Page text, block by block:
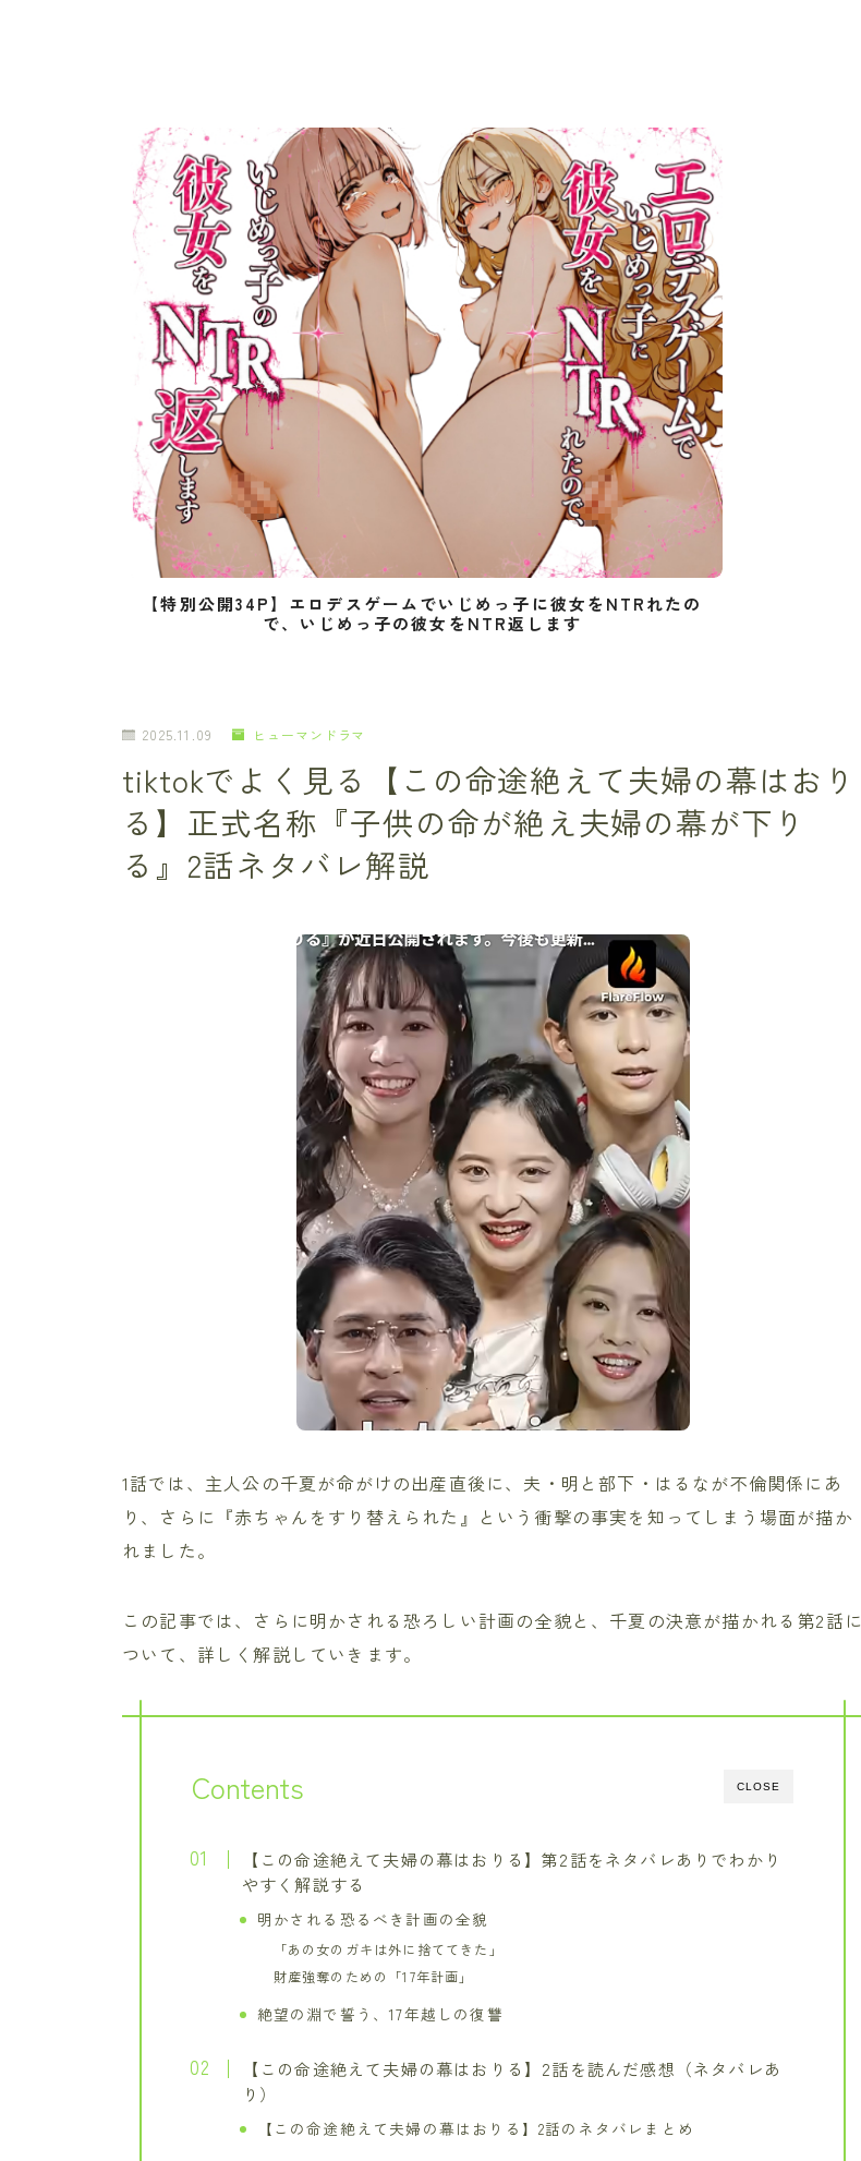
【特別公開34P】エロデスゲームでいじめっ子に彼女をNTRれたの
で、いじめっ子の彼女をNTR返します
2025.11.09 ヒューマンドラマ
tiktokでよく見る【この命途絶えて夫婦の幕はおり
る】正式名称『子供の命が絶え夫婦の幕が下り
る』2話ネタバレ解説
1話では、主人公の千夏が命がけの出産直後に、夫・明と部下・はるなが不倫関係にあ
り、さらに『赤ちゃんをすり替えられた』という衝撃の事実を知ってしまう場面が描か
れました。
この記事では、さらに明かされる恐ろしい計画の全貌と、千夏の決意が描かれる第2話に
ついて、詳しく解説していきます。
CLOSE
Contents
【この命途絶えて夫婦の幕はおりる】第2話をネタバレありでわかり
やすく解説する
明かされる恐るべき計画の全貌
「あの女のガキは外に捨ててきた」
財産強奪のための「17年計画」
絶望の淵で誓う、17年越しの復讐
【この命途絶えて夫婦の幕はおりる】2話を読んだ感想（ネタバレあ
り）
【この命途絶えて夫婦の幕はおりる】2話のネタバレまとめ